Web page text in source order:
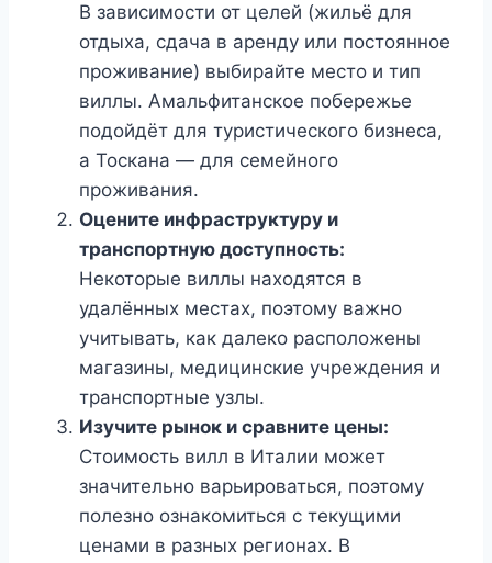
В зависимости от целей (жильё для
отдыха, сдача в аренду или постоянное
проживание) выбирайте место и тип
виллы. Амальфитанское побережье
подойдёт для туристического бизнеса,
а Тоскана — для семейного
проживания.
Оцените инфраструктуру и
транспортную доступность:
Некоторые виллы находятся в
удалённых местах, поэтому важно
учитывать, как далеко расположены
магазины, медицинские учреждения и
транспортные узлы.
Изучите рынок и сравните цены:
Стоимость вилл в Италии может
значительно варьироваться, поэтому
полезно ознакомиться с текущими
ценами в разных регионах. В